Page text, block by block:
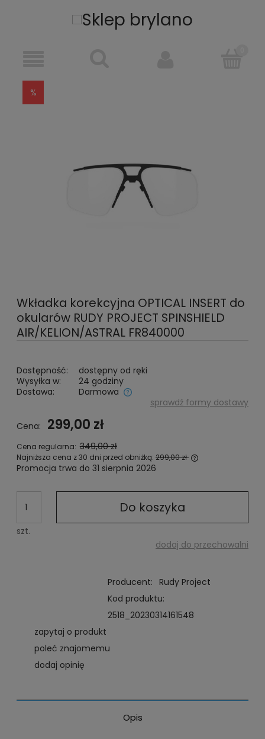
Wkładka korekcyjna OPTICAL INSERT do
okularów RUDY PROJECT SPINSHIELD
AIR/KELION/ASTRAL FR840000
Dostępność:
dostępny od ręki
Wysyłka w:
24 godziny
Dostawa:
Darmowa
Cena nie zawiera ewentualnych kosztów płatności
sprawdź formy dostawy
Cena:
299,00 zł
Cena regularna: 349,00 zł
Najniższa cena z 30 dni przed obniżką: 299,00 zł
cena od
Promocja trwa do 31 sierpnia 2026
szt.
Do koszyka
dodaj do przechowalni
Producent: Rudy Project
Kod produktu:
2518_20230314161548
zapytaj o produkt
poleć znajomemu
dodaj opinię
Opis